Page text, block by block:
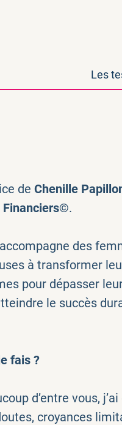
Les
de Chenille
Financiers©.
des
à transformer
pour dépasser
le succès
fais ?
d’entre vous, j’ai
croyances